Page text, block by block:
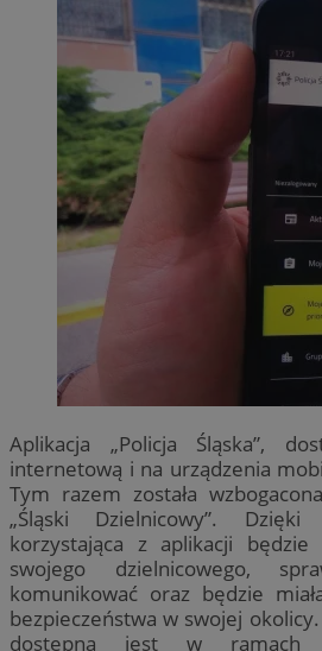
Aplikacja „Policja Śląska”,
internetową i na urządzenia
Tym razem została
„Śląski Dzielnicowy”.
korzystająca z aplikacji będzie
swojego dzielnicowego,
komunikować oraz będzie
bezpieczeństwa w swojej
dostępna jest w ramach